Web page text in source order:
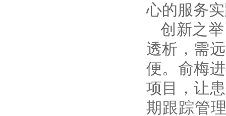
心的服务
创新之
透析，需
便。俞梅
项目，让
期跟踪管